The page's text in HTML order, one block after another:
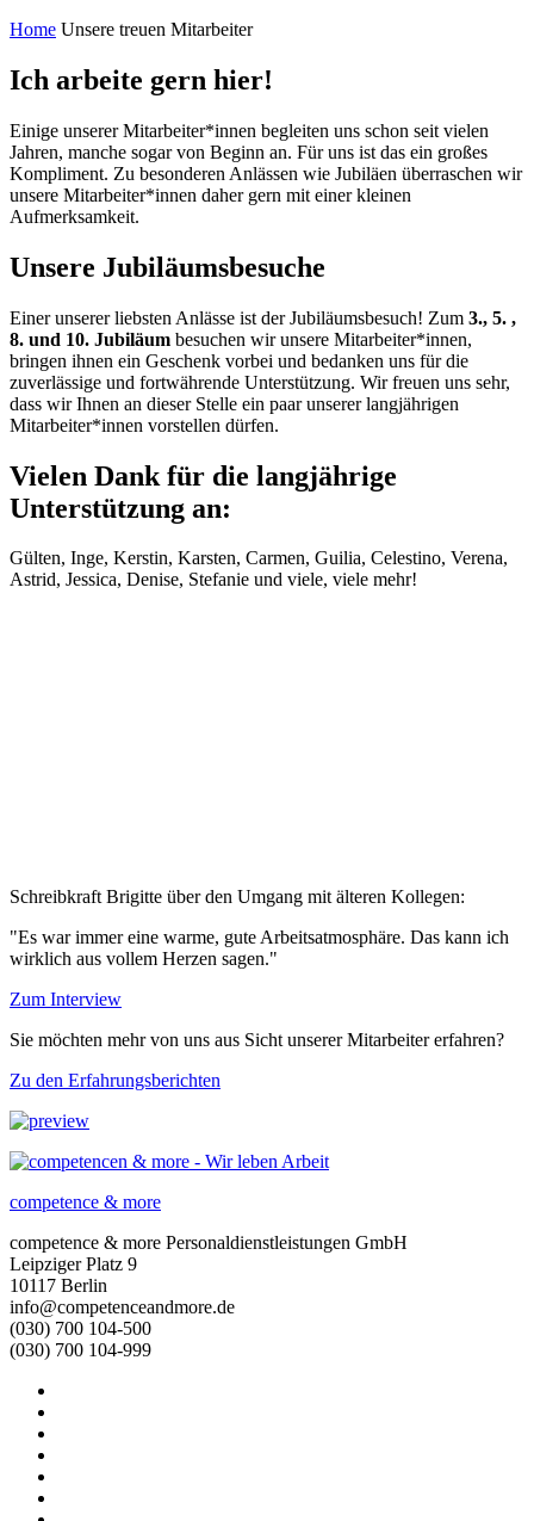
Home Unsere treuen Mitarbeiter
Ich arbeite gern hier!
Einige unserer Mitarbeiter*innen begleiten uns schon seit vielen
Jahren, manche sogar von Beginn an. Für uns ist das ein großes
Kompliment. Zu besonderen Anlässen wie Jubiläen überraschen wir
unsere Mitarbeiter*innen daher gern mit einer kleinen
Aufmerksamkeit.
Unsere Jubiläumsbesuche
Einer unserer liebsten Anlässe ist der Jubiläumsbesuch! Zum 3., 5. ,
8. und 10. Jubiläum besuchen wir unsere Mitarbeiter*innen,
bringen ihnen ein Geschenk vorbei und bedanken uns für die
zuverlässige und fortwährende Unterstützung. Wir freuen uns sehr,
dass wir Ihnen an dieser Stelle ein paar unserer langjährigen
Mitarbeiter*innen vorstellen dürfen.
Vielen Dank für die langjährige
Unterstützung an:
Gülten, Inge, Kerstin, Karsten, Carmen, Guilia, Celestino, Verena,
Astrid, Jessica, Denise, Stefanie und viele, viele mehr!
Schreibkraft Brigitte über den Umgang mit älteren Kollegen:
"Es war immer eine warme, gute Arbeitsatmosphäre. Das kann ich
wirklich aus vollem Herzen sagen."
Zum Interview
Sie möchten mehr von uns aus Sicht unserer Mitarbeiter erfahren?
Zu den Erfahrungsberichten
competence & more
competence & more Personaldienstleistungen GmbH
Leipziger Platz 9
10117 Berlin
info@competenceandmore.de
(030) 700 104-500
(030) 700 104-999